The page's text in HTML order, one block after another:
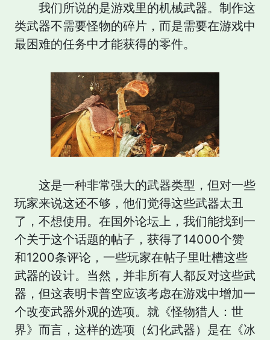
我们所说的是游戏里的机械武器。制作这
类武器不需要怪物的碎片，而是需要在游戏中
最困难的任务中才能获得的零件。
这是一种非常强大的武器类型，但对一些
玩家来说这还不够，他们觉得这些武器太丑
了，不想使用。在国外论坛上，我们能找到一
个关于这个话题的帖子，获得了14000个赞
和1200条评论，一些玩家在帖子里吐槽这些
武器的设计。当然，并非所有人都反对这些武
器，但这表明卡普空应该考虑在游戏中增加一
个改变武器外观的选项。就《怪物猎人：世
界》而言，这样的选项（幻化武器）是在《冰